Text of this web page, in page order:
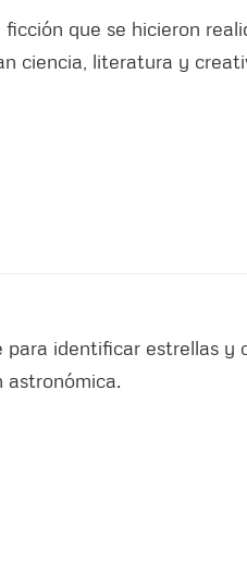
que se hicieron
ciencia, literatura y
identificar estrellas y
astronómica.